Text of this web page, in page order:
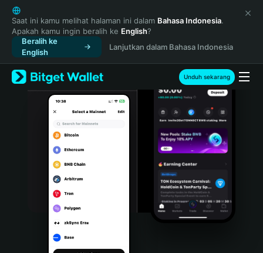
English
日本語
Tiếng Việt
Русский
Español (Latinoamérica)
Türkçe
Italiano
Português (Portugal)
Bahasa Indonesia
Português (Brasil)
Saat ini kamu melihat halaman ini dalam Bahasa Indonesia.
Apakah kamu ingin beralih ke English?
Beralih ke
English
Lanjutkan dalam Bahasa Indonesia
Unduh sekarang